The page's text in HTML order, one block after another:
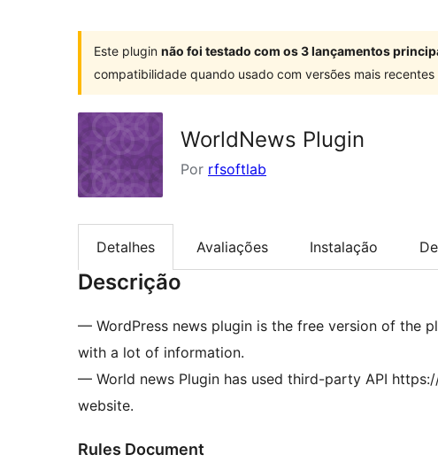
Este plugin não foi testado com os 3 lançamentos
compatibilidade quando usado com versões mais recentes
WorldNews Plugin
Por rfsoftlab
Detalhes Avaliações Instalação
Descrição
— WordPress news plugin is the free version of the
with a lot of information.
— World news Plugin has used third-party API
website.
Rules Document